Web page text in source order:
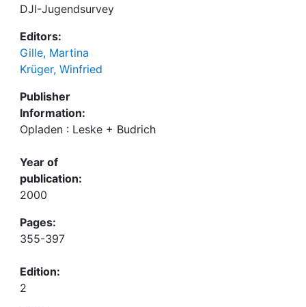
DJI-Jugendsurvey
Editors:
Gille, Martina
Krüger, Winfried
Publisher
Information:
Opladen : Leske + Budrich
Year of
publication:
2000
Pages:
355-397
Edition:
2